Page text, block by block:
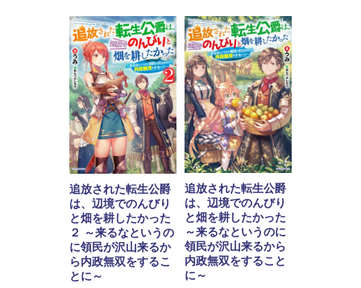
追放された転生公爵
は、辺境でのんびり
と畑を耕したかった
２ ～来るなというの
に領民が沢山来るか
ら内政無双をするこ
とに～
追放された転生公爵
は、辺境でのんびり
と畑を耕したかった
～来るなというのに
領民が沢山来るから
内政無双をすること
に～